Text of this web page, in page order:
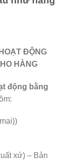
ĐỘNG
HÀNG
động bằng
xứ) – Bản